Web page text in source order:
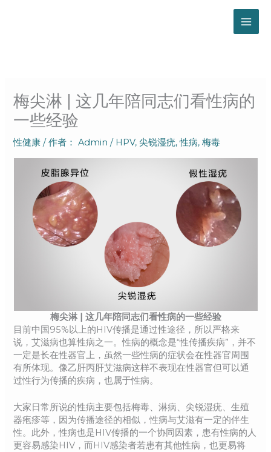
梅尖淋 | 这几年陪同志们看性病的
一些经验
性健康 / 作者： Admin/ HPV, 尖锐湿疣,性病,梅毒
梅尖淋 | 这几年陪同志们看性病的一些经验
目前中国95%以上的HIV传播是通过性途径，所以严格来
说，艾滋病也算性病之一。性病的概念是“性传播疾病”，并不
一定是长在性器官上，虽然一些性病的症状会在性器官周围
有所体现。像乙肝丙肝艾滋病这样不表现在性器官但可以通
过性行为传播的疾病，也属于性病。
大家日常所说的性病主要包括梅毒、淋病、尖锐湿疣、生殖
器疱疹等，因为传播途径的相似，性病与艾滋有一定的伴生
性。此外，性病也是HIV传播的一个协同因素，患有性病的人
更容易感染HIV，而HIV感染者若患有其他性病，也更易将